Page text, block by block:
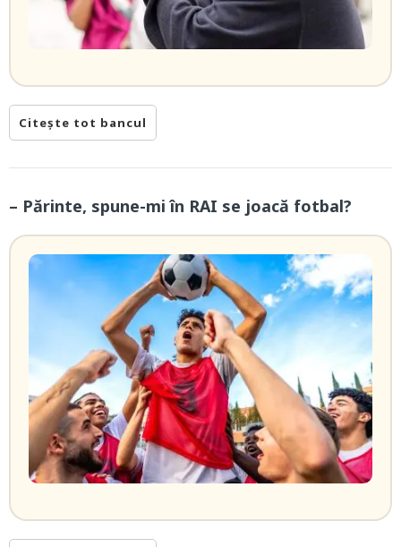
Citește tot bancul
– Părinte, spune-mi în RAI se joacă fotbal?